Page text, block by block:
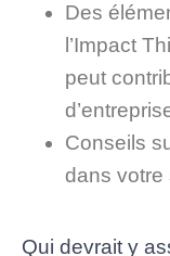
Des
l’Impact
peut
Conseils
dans votre
Qui devrait y